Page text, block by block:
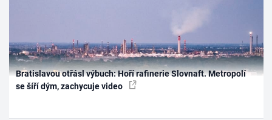
Bratislavou otřásl výbuch: Hoří rafinerie Slovnaft. Metropolí
se šíří dým, zachycuje video